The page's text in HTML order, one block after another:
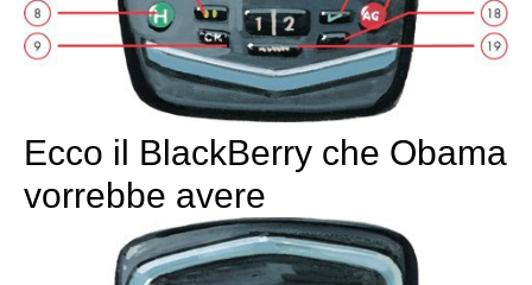
Ecco il BlackBerry che Obama
vorrebbe avere